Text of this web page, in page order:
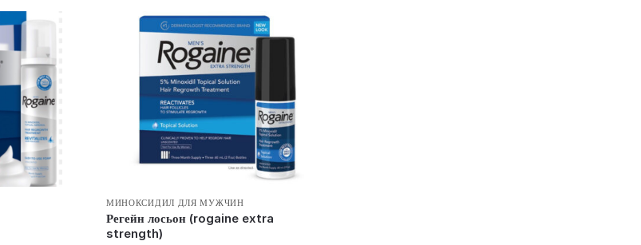
МИНОКСИДИЛ ДЛЯ МУЖЧИН
Регейн лосьон (rogaine extra
strength)